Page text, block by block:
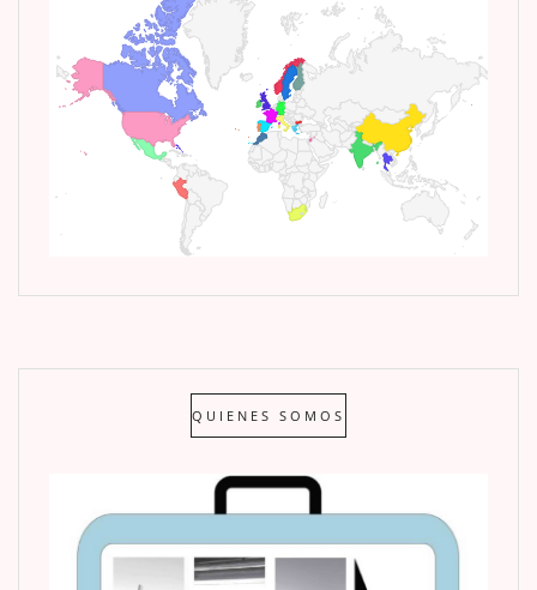
QUIENES SOMOS